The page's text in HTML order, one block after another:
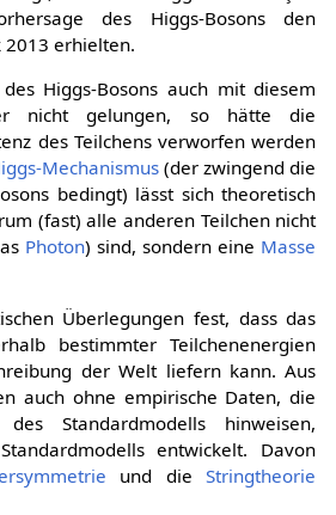
des Higgs-Bosons den
2013 erhielten.
Higgs-Bosons auch mit diesem
nicht gelungen, so hätte die
des Teilchens verworfen werden
Mechanismus (der zwingend die
bedingt) lässt sich theoretisch
(fast) alle anderen Teilchen nicht
Photon) sind, sondern eine Masse
Überlegungen fest, dass das
bestimmter Teilchenenergien
der Welt liefern kann. Aus
auch ohne empirische Daten, die
Standardmodells hinweisen,
entwickelt. Davon
und dieStringtheorie